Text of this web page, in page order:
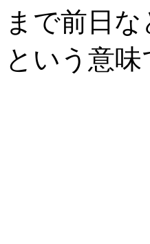
まで前日
という意